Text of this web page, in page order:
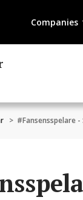
Companies
> #Fansensspelare